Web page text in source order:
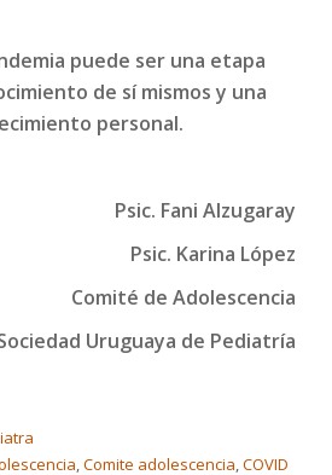
puede ser una etapa
de sí mismos y una
personal.
Psic. Fani Alzugaray
Psic. Karina López
Comité de Adolescencia
Uruguaya de Pediatría
,Comite adolescencia,COVID